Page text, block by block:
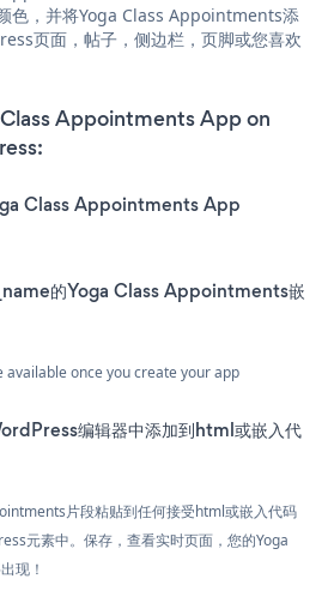
色，并将Yoga Class Appointments添
页面，帖子，侧边栏，页脚或您喜欢
Appointments App on
Class Appointments App
的Yoga Class Appointments嵌
available once you create your app
编辑器中添加到html或嵌入代
片段粘贴到任何接受html或嵌入代码
元素中。保存，查看实时页面，您的Yoga
现！